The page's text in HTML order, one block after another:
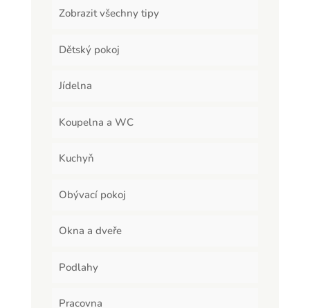
Zobrazit všechny tipy
Dětský pokoj
Jídelna
Koupelna a WC
Kuchyň
Obývací pokoj
Okna a dveře
Podlahy
Pracovna